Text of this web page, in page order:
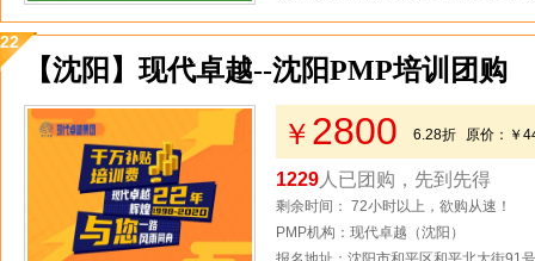
22
【沈阳】现代卓越--沈阳PMP培训团购
￥ 2800 6.28折 原价： ￥
1229 人已团购，先到先得
剩余时间： 72小时以上，欲购从速！
PMP机构：现代卓越（沈阳）